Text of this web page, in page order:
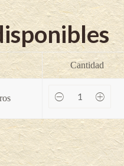
Cantidad
Grosella
rosa
de
Champagne
-
Ribes
rubrum